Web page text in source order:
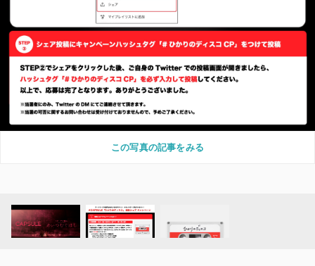
この写真の記事をみる